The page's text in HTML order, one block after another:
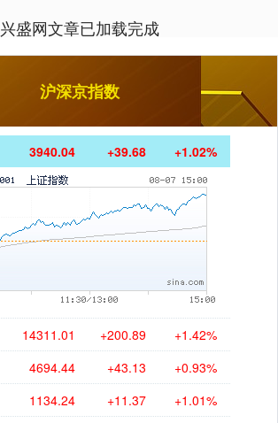
兴盛网文章已加载完成
沪深京指数
3940.04 +39.68 +1.02%
14311.01 +200.89 +1.42%
4694.44 +43.13 +0.93%
1134.24 +11.37 +1.01%